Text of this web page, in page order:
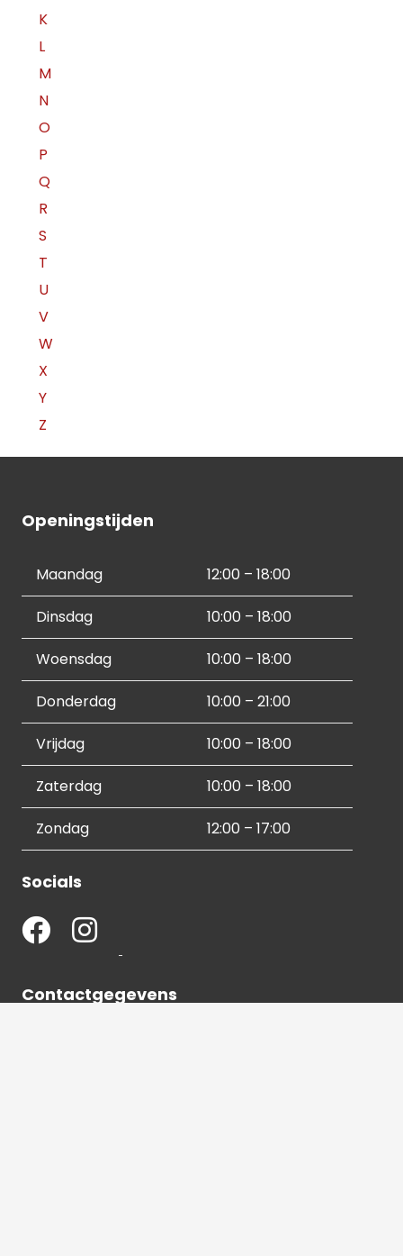
K
L
M
N
O
P
Q
R
S
T
U
V
W
X
Y
Z
Openingstijden
Maandag 12:00 – 18:00
Dinsdag 10:00 – 18:00
Woensdag 10:00 – 18:00
Donderdag 10:00 – 21:00
Vrijdag 10:00 – 18:00
Zaterdag 10:00 – 18:00
Zondag 12:00 – 17:00
Socials
Contactgegevens